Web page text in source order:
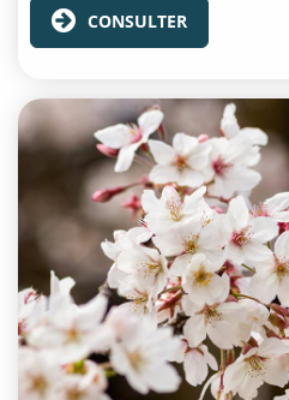
CONSULTER